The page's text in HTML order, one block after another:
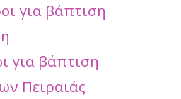
για βάπτιση
για βάπτιση
Πειραιάς